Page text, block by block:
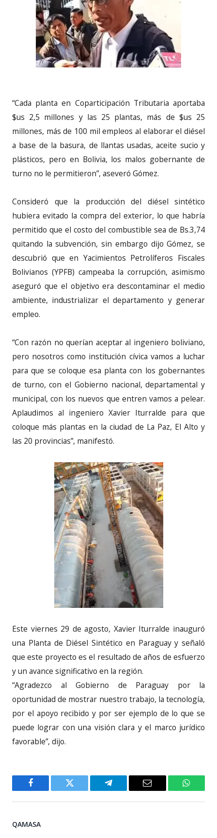
“Cada planta en Coparticipación Tributaria aportaba
$us 2,5 millones y las 25 plantas, más de $us 25
millones, más de 100 mil empleos al elaborar el diésel
a base de la basura, de llantas usadas, aceite sucio y
plásticos, pero en Bolivia, los malos gobernante de
turno no le permitieron”, aseveró Gómez.
Consideró que la producción del diésel sintético
hubiera evitado la compra del exterior, lo que habría
permitido que el costo del combustible sea de Bs.3,74
quitando la subvención, sin embargo dijo Gómez, se
descubrió que en Yacimientos Petrolíferos Fiscales
Bolivianos (YPFB) campeaba la corrupción, asimismo
aseguró que el objetivo era descontaminar el medio
ambiente, industrializar el departamento y generar
empleo.
“Con razón no querían aceptar al ingeniero boliviano,
pero nosotros como institución cívica vamos a luchar
para que se coloque esa planta con los gobernantes
de turno, con el Gobierno nacional, departamental y
municipal, con los nuevos que entren vamos a pelear.
Aplaudimos al ingeniero Xavier Iturralde para que
coloque más plantas en la ciudad de La Paz, El Alto y
las 20 provincias”, manifestó.
Este viernes 29 de agosto, Xavier Iturralde inauguró
una Planta de Diésel Sintético en Paraguay y señaló
que este proyecto es el resultado de años de esfuerzo
y un avance significativo en la región.
“Agradezco al Gobierno de Paraguay por la
oportunidad de mostrar nuestro trabajo, la tecnología,
por el apoyo recibido y por ser ejemplo de lo que se
puede lograr con una visión clara y el marco jurídico
favorable”, dijo.
Facebook Twitter Telegram Email
QAMASA